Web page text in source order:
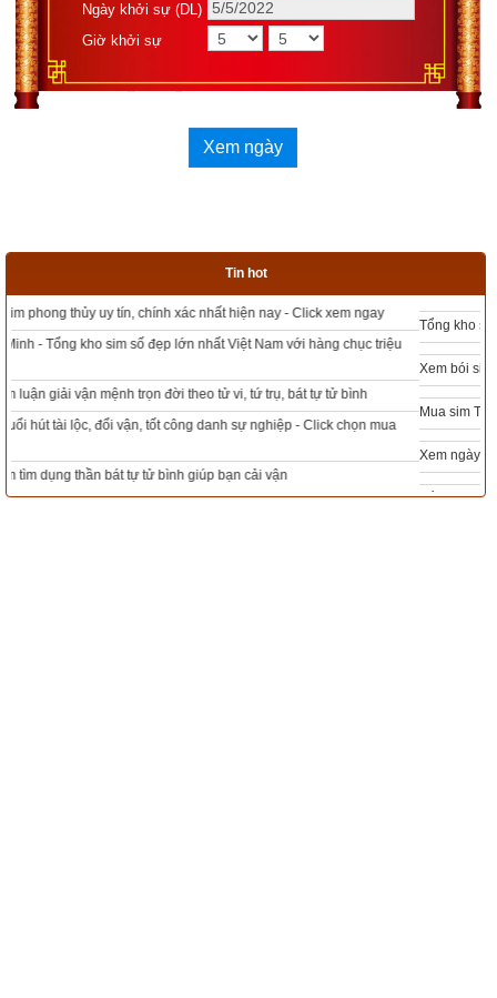
Ngày khởi sự (DL)
Giờ khởi sự
Xem ngày
Tin hot
Tổng kho sim phong thủy - Sim hợp tuổi - Sim hợp mệnh giá rẻ nhất thị trường
Mua sim Thần tài, Thần tài theo bạn! Giao sim miễn phí
Tổng Kho Sim Năm sinh 0x - 9x - 8x -7x -6x giá rẻ nhất thị trường - Click xem